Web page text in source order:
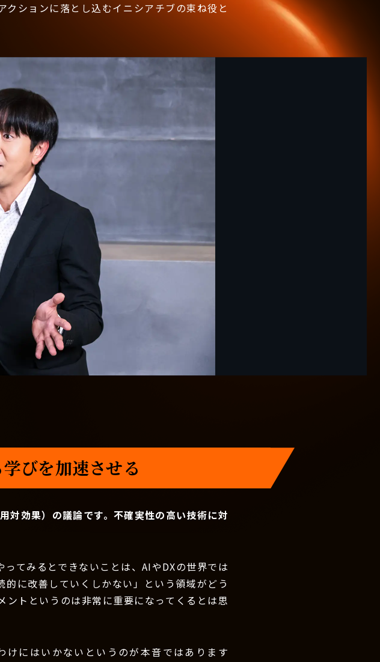
ションに落とし込むイニシアチブの束ね役と
びを加速させる
対効果）の議論です。不確実性の高い技術に対
てみるとできないことは、AIやDXの世界では
に改善していくしかない」という領域がどう
トというのは非常に重要になってくるとは思
けにはいかないというのが本音ではあります